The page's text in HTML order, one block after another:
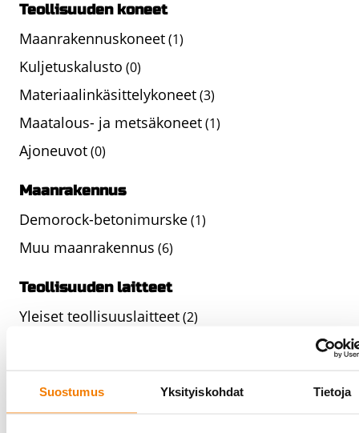
Suostumus Yksityiskohdat Tietoja
Teollisuuden koneet
Maanrakennuskoneet(1)
Kuljetuskalusto (0)
Materiaalinkäsittelykoneet(3)
Maatalous- ja metsäkoneet(1)
Ajoneuvot(0)
Maanrakennus
Demorock-betonimurske(1)
Muu maanrakennus (6)
Teollisuuden laitteet
Yleiset teollisuuslaitteet(2)
Siltanosturit ja nostimet(1)